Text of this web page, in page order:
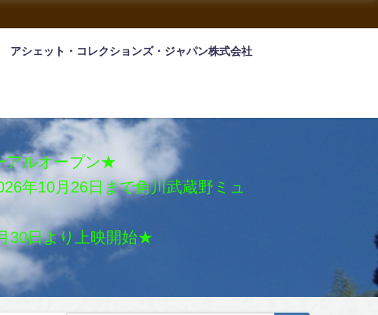
アシェット・コレクションズ・ジャパン株式会社
アルオープン★
年10月26日まで角川武蔵野ミュ
30日より上映開始★